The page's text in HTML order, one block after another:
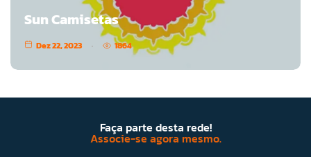
Sun Camisetas
Dez 22, 2023 1864
Faça parte desta rede!
Associe-se agora mesmo.